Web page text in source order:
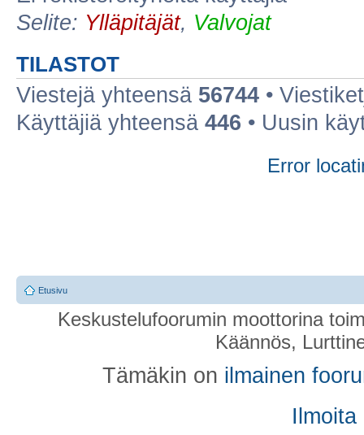
Selite: Ylläpitäjät, Valvojat
TILASTOT
Viestejä yhteensä 56744 •
Käyttäjiä yhteensä 446 • Uusin
Error
Etusivu
Keskustelufoorumin moottorina
Käännös,
Tämäkin on ilmainen